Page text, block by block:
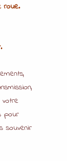
roue.
pour
souvenir